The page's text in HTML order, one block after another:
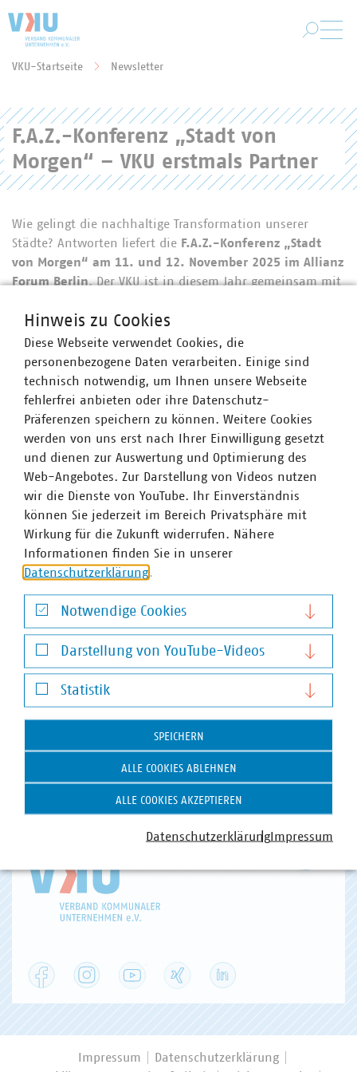
VKU-Startseite Newsletter
F.A.Z.-Konferenz „Stadt von
Morgen“ – VKU erstmals Partner
Wie gelingt die nachhaltige Transformation unserer
Städte? Antworten liefert die F.A.Z.-Konferenz „Stadt
von Morgen“ am 11. und 12. November 2025 im Allianz
Forum Berlin. Der VKU ist in diesem Jahr gemeinsam mit
sich an kommunale Entscheiderinnen und Entscheider
richtet. Im Mittelpunkt stehen konkrete Lösungen für die
Stadtentwicklung in den Bereichen Energie, Mobilität,
Wohnen und Digitalisierung.
Das Programm bietet hochkarätige Panels, Deep Dives
und Raum für Austausch:Mit dabei sind u. a. Ralph
Brinkhaus MdB, Caren Lay MdB, Oberbürgermeisterinnen
wie Katja Dörner (Bonn) und Eva-Maria Kröger (Rostock),
Vertreter kommunaler Unternehmen wie Mandy Hintzsch
(Stadtwerke Potsdam) und Prof. Dr. Marc Hansmann
(enercity AG) sowie VKU-Hauptgeschäftsführer Ingbert
Liebing. Auch die Perspektive des Bundes ist prominent
vertreten – etwa durch Staatssekretärin Prof. Dr. Luise
(BMWSB)
Das vollständige Programm und die Anmeldung
finden Sie unter:
www.faz-
konferenzen.de/stadt-von-morgen
Zum
Facebook Instagram YouTube
Impressum
Datenschutzerklärung
Hinweis zu Cookies
Diese Webseite verwendet Cookies, die
personenbezogene Daten verarbeiten. Einige sind
technisch notwendig, um Ihnen unsere Webseite
fehlerfrei anbieten oder ihre Datenschutz-
Präferenzen speichern zu können. Weitere Cookies
werden von uns erst nach Ihrer Einwilligung gesetzt
und dienen zur Auswertung und Optimierung des
Web-Angebotes. Zur Darstellung von Videos nutzen
wir die Dienste von YouTube. Ihr Einverständnis
können Sie jederzeit im Bereich Privatsphäre mit
Wirkung für die Zukunft widerrufen. Nähere
Informationen finden Sie in unserer
Datenschutzerklärung.
Notwendige Cookies
Notwendige Cookies
Darstellung von YouTube-Videos
Darstellung von YouTube-Videos
Statistik
Statistik
SPEICHERN
ALLE COOKIES ABLEHNEN
ALLE COOKIES AKZEPTIEREN
DatenschutzerklärungImpressum